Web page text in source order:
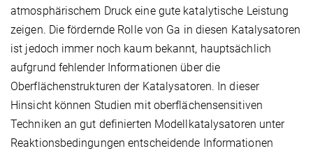
atmosphärischem Druck eine gute katalytische Leistung
zeigen. Die fördernde Rolle von Ga in diesen Katalysatoren
ist jedoch immer noch kaum bekannt, hauptsächlich
aufgrund fehlender Informationen über die
Oberflächenstrukturen der Katalysatoren. In dieser
Hinsicht können Studien mit oberflächensensitiven
Techniken an gut definierten Modellkatalysatoren unter
Reaktionsbedingungen entscheidende Informationen